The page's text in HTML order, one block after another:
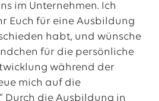
im Unternehmen. Ich
Euch für eine Ausbildung
habt, und wünsche
für die persönliche
während der
mich auf die
Durch die Ausbildung in